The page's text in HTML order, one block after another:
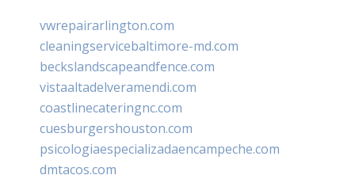
vwrepairarlington.com
cleaningservicebaltimore-md.com
beckslandscapeandfence.com
vistaaltadelveramendi.com
coastlinecateringnc.com
cuesburgershouston.com
psicologiaespecializadaencampeche.com
dmtacos.com